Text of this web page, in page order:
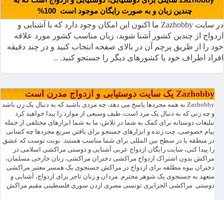
چندین زبان و به صورت رایگان موجود است 100%
در سایت Zazhobby ما اکنون این امکان وجود دارد که با آشنایی و
ازدواج از چندین کشور آشنا شوید، زبان مناسب کشور مورد علاقه
خود را از طریق پرچم آن در بالای صفحه انتخاب کنید و در چند دقیقه
افراد اطراف خود یا کشورهای دیگر را جستجو کنید. ..
Zazhobby یک سایت دوستیابی و ازدواج مدرن است
Zazhobby به همه مجردها پاسخ می دهد، چه مردی باشید که به دنبال یک زن باشد
و چه زنی که به دنبال یک مرد است، طیف وسیعی از موارد را پیدا خواهید کرد
تبلیغات دوستانه برای کمک به شما در تلاش، ما به شما ابزارهای مختلفی از جمله
پیام خصوصی، چت زنده و ابزارهای جستجو برای یافتن سریع مجردها چه کسانی
در منطقه یا در سطح بین المللی برای شما مناسب هستند. نوبت توست که عشق
را پیدا کنی، سایت رایگان ازدواج عربی آشنایی و دوستی مراکشی اسلامی در
مراکش بدون اشتراک ازدواج مراکشی دختران مراکشی، زنان خارجی مسلمان،
دختران بیوه مطلقه برای ازدواج در مراکش جستجوی یک همسر معتبر مراکشی
متعهد به جستجوی یک شوهر محترم. مردان و زنان تاجر برای ازدواج، آشنایی و
دوستی. مراکشی الجزایری تونسی مصری اردن سوری فلسطینی مقیم مراکش